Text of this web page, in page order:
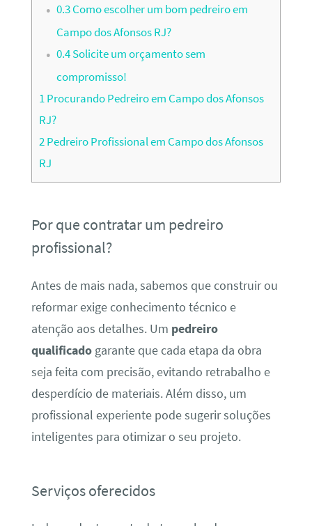
0.3Como escolher um bom pedreiro em
Campo dos Afonsos RJ?
0.4Solicite um orçamento sem
compromisso!
1Procurando Pedreiro em Campo dos Afonsos
RJ?
2Pedreiro Profissional em Campo dos Afonsos
RJ
Por que contratar um pedreiro
profissional?
Antes de mais nada, sabemos que construir ou
reformar exige conhecimento técnico e
atenção aos detalhes. Um pedreiro
qualificadogarante que cada etapa da obra
seja feita com precisão, evitando retrabalho e
desperdício de materiais. Além disso, um
profissional experiente pode sugerir soluções
inteligentes para otimizar o seu projeto.
Serviços oferecidos